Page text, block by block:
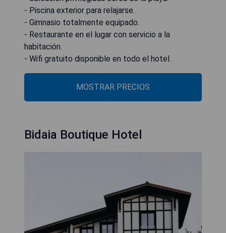
- Piscina exterior para relajarse.
- Gimnasio totalmente equipado.
- Restaurante en el lugar con servicio a la
habitación.
- Wifi gratuito disponible en todo el hotel.
MOSTRAR PRECIOS
Bidaia Boutique Hotel